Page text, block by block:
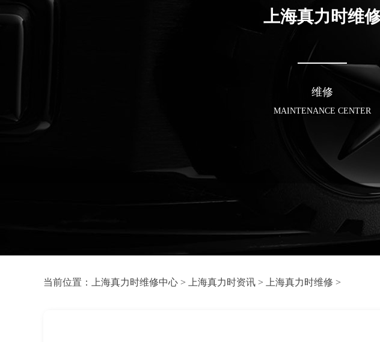
上海真力时维
维修
MAINTENANCE CENTER
当前位置： 上海真力时维修中心 > 上海真力时资讯 > 上海真力时维修 >